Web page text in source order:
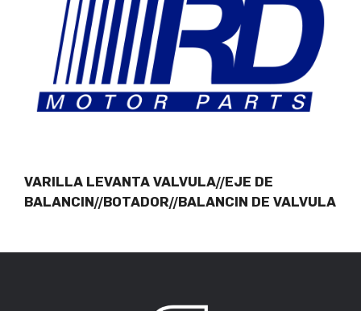
VARILLA LEVANTA VALVULA//EJE DE
BALANCIN//BOTADOR//BALANCIN DE VALVULA